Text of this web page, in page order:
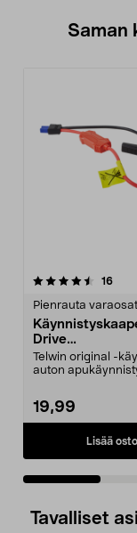
Saman
16
Pienrauta varaosat
Drive
Mini/9000/
0/1750, EC5
Telwin original -
auton
19,99
Lisää
4.0 viidestä
Tavalliset